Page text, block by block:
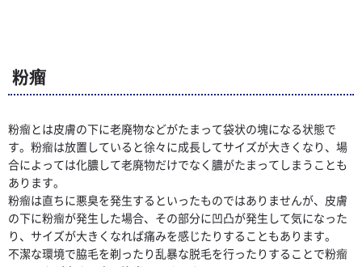
粉瘤
粉瘤とは皮膚の下に老廃物などがたまって袋状の塊になる状態で
す。粉瘤は放置していると徐々に成長してサイズが大きくなり、場
合によっては化膿して老廃物だけでなく膿がたまってしまうことも
あります。
粉瘤は直ちに悪臭を発生するといったものではありませんが、皮膚
の下に粉瘤が発生した場合、その部分に凹凸が発生して気になった
り、サイズが大きくなれば痛みを感じたりすることもあります。
不潔な環境で脇毛を剃ったり乱暴な脱毛を行ったりすることで粉瘤